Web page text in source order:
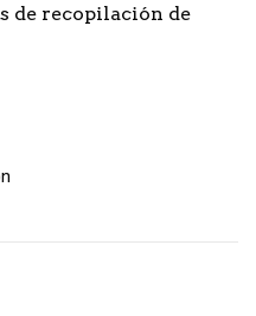
de recopilación de